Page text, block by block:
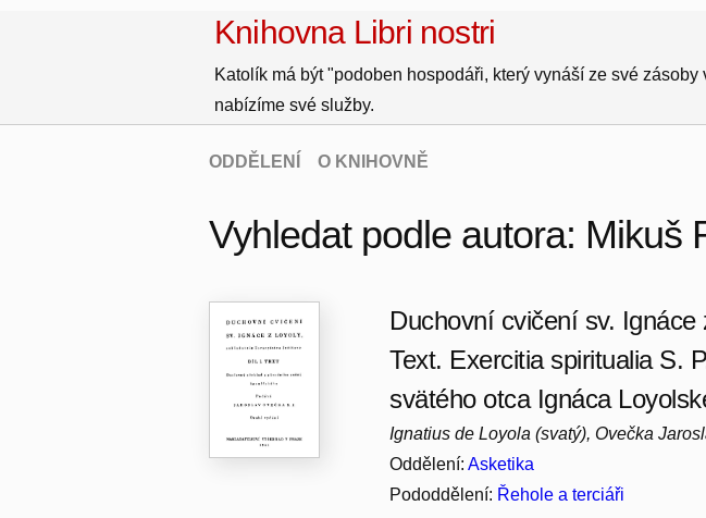
Knihovna Libri nostri
Katolík má být "podoben hospodáři, který vynáší ze své
nabízíme své služby.
ODDĚLENÍ O KNIHOVNĚ
Vyhledat podle autora: Mikuš
Duchovní cvičení sv.
Text. Exercitia spiritualia S.
svätého otca Ignáca
Ignatius de Loyola (svatý), Ovečka
Oddělení:Asketika
Pododdělení: Řehole a terciáři